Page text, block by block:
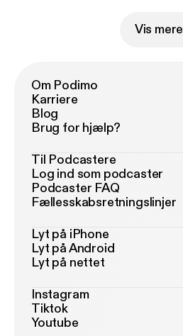
Vis mere
Om Podimo
Karriere
Blog
Brug for hjælp?
Til Podcastere
Log ind som podcaster
Podcaster FAQ
Fællesskabsretningslinjer
Lyt på iPhone
Lyt på Android
Lyt på nettet
Instagram
Tiktok
Youtube